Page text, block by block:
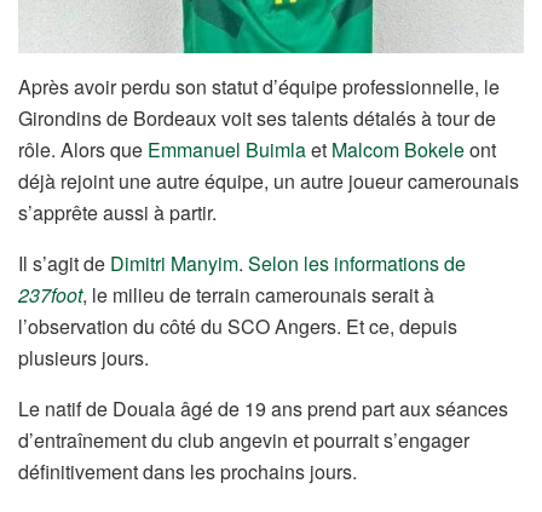
Après avoir perdu son statut d’équipe professionnelle, le
Girondins de Bordeaux voit ses talents détalés à tour de
rôle. Alors que Emmanuel Buimlaet Malcom Bokeleont
déjà rejoint une autre équipe, un autre joueur camerounais
s’apprête aussi à partir.
Il s’agit de Dimitri Manyim. Selon les informations de
237foot, le milieu de terrain camerounais serait à
l’observation du côté du SCO Angers. Et ce, depuis
plusieurs jours.
Le natif de Douala âgé de 19 ans prend part aux séances
d’entraînement du club angevin et pourrait s’engager
définitivement dans les prochains jours.